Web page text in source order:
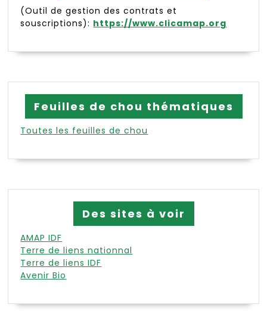
(Outil de gestion des contrats et
souscriptions): https://www.clicamap.org
Feuilles de chou thématiques
Toutes les feuilles de chou
Des sites à voir
AMAP IDF
Terre de liens nationnal
Terre de liens IDF
Avenir Bio